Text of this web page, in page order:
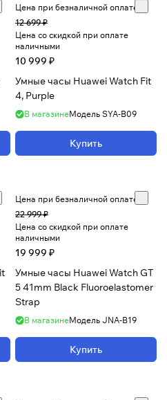
Цена при безналичной оплате
12 699 ₽
Цена со скидкой при оплате
наличными
10 999 ₽
Умные часы Huawei Watch Fit
4, Purple
В магазинеМодель SYA-B09
Купить
Цена при безналичной оплате
22 999 ₽
Цена со скидкой при оплате
наличными
19 999 ₽
Умные часы Huawei Watch GT
5 41mm Black Fluoroelastomer
Strap
В магазинеМодель JNA-B19
Купить